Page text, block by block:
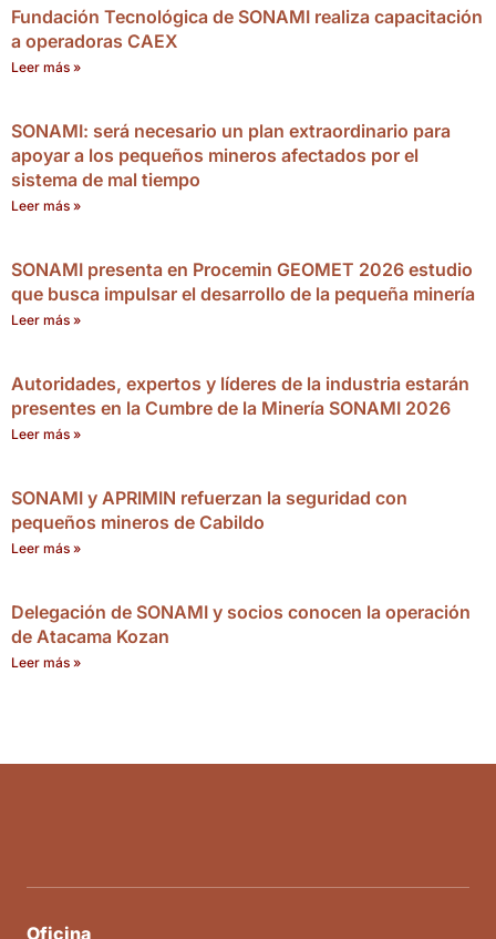
Fundación Tecnológica de SONAMI realiza capacitación
a operadoras CAEX
Leer más »
SONAMI: será necesario un plan extraordinario para
apoyar a los pequeños mineros afectados por el
sistema de mal tiempo
Leer más »
SONAMI presenta en Procemin GEOMET 2026 estudio
que busca impulsar el desarrollo de la pequeña minería
Leer más »
Autoridades, expertos y líderes de la industria estarán
presentes en la Cumbre de la Minería SONAMI 2026
Leer más »
SONAMI y APRIMIN refuerzan la seguridad con
pequeños mineros de Cabildo
Leer más »
Delegación de SONAMI y socios conocen la operación
de Atacama Kozan
Leer más »
Oficina